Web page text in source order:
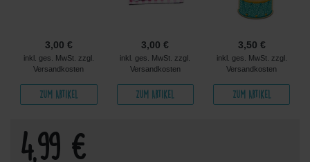
3,00 €
inkl. ges. MwSt. zzgl.
Versandkosten
Zum Artikel
3,00 €
inkl. ges. MwSt. zzgl.
Versandkosten
Zum Artikel
3,50 €
inkl. ges. MwSt. zzgl.
Versandkosten
Zum Artikel
4,99 €